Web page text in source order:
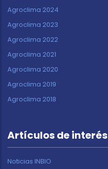
Agroclima 2024
Agroclima 2023
Agroclima 2022
Agroclima 2021
Agroclima 2020
Agroclima 2019
Agroclima 2018
Artículos de interés
Noticias INBIO